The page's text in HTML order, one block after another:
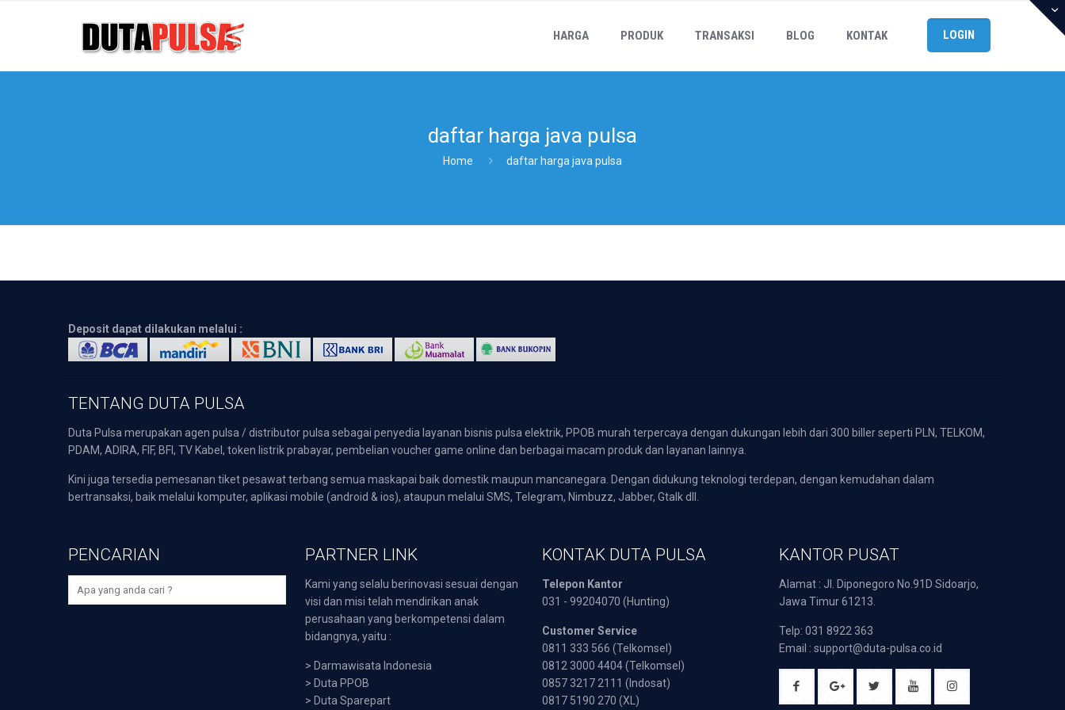
HARGA PRODUK TRANSAKSI BLOG KONTAK LOGIN
daftar harga java pulsa
Home daftar harga java pulsa
Deposit dapat dilakukan melalui :
TENTANG DUTA PULSA
Duta Pulsa merupakan agen pulsa / distributor pulsa sebagai penyedia layanan bisnis pulsa elektrik, PPOB murah terpercaya dengan dukungan lebih dari 300 biller seperti PLN, TELKOM,
PDAM, ADIRA, FIF, BFI, TV Kabel, token listrik prabayar, pembelian voucher game online dan berbagai macam produk dan layanan lainnya.
Kini juga tersedia pemesanan tiket pesawat terbang semua maskapai baik domestik maupun mancanegara. Dengan didukung teknologi terdepan, dengan kemudahan dalam
bertransaksi, baik melalui komputer, aplikasi mobile (android & ios), ataupun melalui SMS, Telegram, Nimbuzz, Jabber, Gtalk dll.
PENCARIAN PARTNER LINK
Kami yang selalu berinovasi sesuai dengan
visi dan misi telah mendirikan anak
perusahaan yang berkompetensi dalam
bidangnya, yaitu :
> Darmawisata Indonesia
> Duta PPOB
> Duta Sparepart
KONTAK DUTA PULSA
Telepon Kantor
031 - 99204070 (Hunting)
Customer Service
0811 333 566 (Telkomsel)
0812 3000 4404 (Telkomsel)
0857 3217 2111 (Indosat)
0817 5190 270 (XL)
KANTOR PUSAT
Alamat : Jl. Diponegoro No.91D Sidoarjo,
Jawa Timur 61213.
Telp: 031 8922 363
Email : support@duta-pulsa.co.id